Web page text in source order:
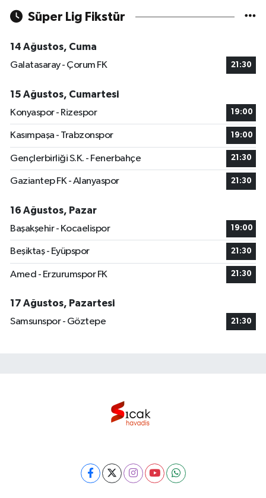
Süper Lig Fikstür
14 Ağustos, Cuma
Galatasaray - Çorum FK
21:30
15 Ağustos, Cumartesi
Konyaspor - Rizespor
19:00
Kasımpaşa - Trabzonspor 19:00
Gençlerbirliği S.K. - Fenerbahçe 21:30
Gaziantep FK - Alanyaspor 21:30
16 Ağustos, Pazar
Başakşehir - Kocaelispor
19:00
Beşiktaş - Eyüpspor 21:30
Amed - Erzurumspor FK 21:30
17 Ağustos, Pazartesi
Samsunspor - Göztepe
21:30